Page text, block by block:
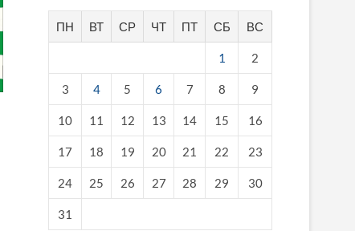
ПН ВТ СР ЧТ ПТ СБ ВС
1 2
3 4 5 6 7 8 9
10 11 12 13 14 15 16
17 18 19 20 21 22 23
24 25 26 27 28 29 30
31